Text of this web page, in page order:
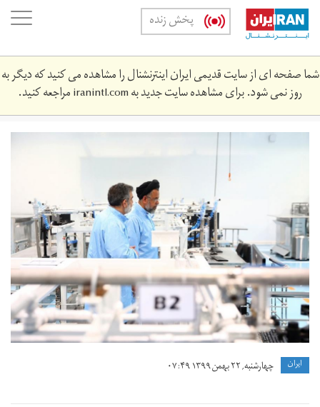
Skip
main
content
پخش زنده
شما صفحه ای از سایت قدیمی ایران اینترنشنال را مشاهده می کنید که دیگر به
روز نمی شود. برای مشاهده سایت جدید بهiranintl.comمراجعه کنید.
al-
566565678787342342.jpg
ايران چهارشنبه, ۲۲ بهمن ۱۳۹۹ ۰۷:۴۹